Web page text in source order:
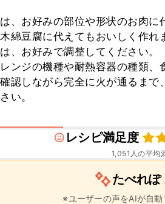
、お好みの部位や形状のお肉に
綿豆腐に代えてもおいしく作れ
、お好みで調整してください。
ンジの機種や耐熱容器の種類
認しながら完全に火が通るま
い。
レシピ満足度
1,051 人の平均
たべれ
※ユーザーの声をAIが自